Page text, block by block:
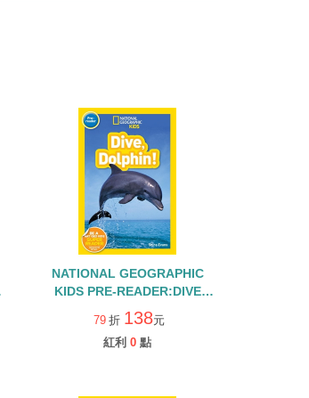
NATIONAL GEOGRAPHIC
KIDS PRE-READER:DIVE
DOLPHIN
79 折 138元
紅利 0 點